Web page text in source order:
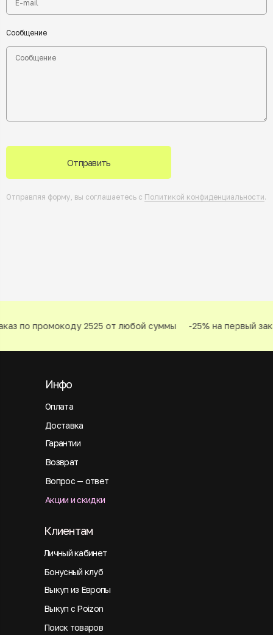
Сообщение
Отправить
Отправляя форму, вы соглашаетесь с Политикой конфиденциальности.
по промокоду 2525 от любой суммы -25% на первый
Оплата
Инфо
Доставка
Гарантии
Возврат
Вопрос — ответ
Акции и скидки
Личный кабинет
Клиентам
Бонусный клуб
Выкуп из Европы
Выкуп с Poizon
Поиск товаров